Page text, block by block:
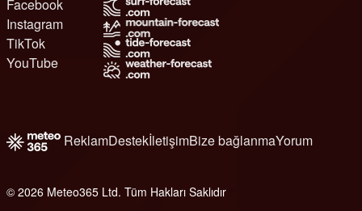
Facebook
Instagram
TikTok
YouTube
ReklamDestekİletişimBize bağlanmaYorum
© 2026 Meteo365 Ltd. Tüm Hakları Saklıdır